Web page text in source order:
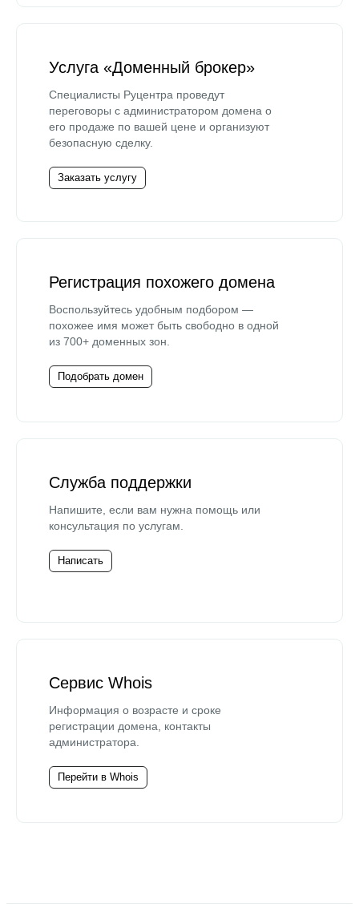
Услуга «Доменный брокер»
Специалисты Руцентра проведут
переговоры с администратором домена о
его продаже по вашей цене и организуют
безопасную сделку.
Заказать услугу
Регистрация похожего домена
Воспользуйтесь удобным подбором —
похожее имя может быть свободно в одной
из 700+ доменных зон.
Подобрать домен
Служба поддержки
Напишите, если вам нужна помощь или
консультация по услугам.
Написать
Сервис Whois
Информация о возрасте и сроке
регистрации домена, контакты
администратора.
Перейти в Whois